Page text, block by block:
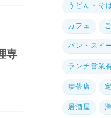
専
うどん・そ
カフェ
パン・スイ
ランチ営業
喫茶店
居酒屋